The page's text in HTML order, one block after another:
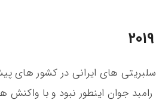
سلبریتی های ایرانی در کشور های
جوان اینطور نبود و با واکنش